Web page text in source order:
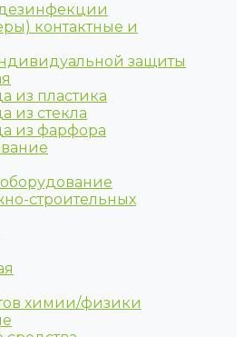
контактные и
защиты
из пластика
из стекла
из фарфора
строительных
химии/физики